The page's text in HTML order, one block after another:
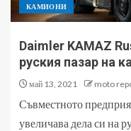
КАМИОНИ
Daimler KAMAZ
руския пазар на
май 13, 2021 moto
Съвместното
увеличава дела си на